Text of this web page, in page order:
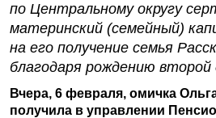
по Центральному округу
материнский (семейный)
на его получение семья
благодаря рождению второй
Вчера, 6 февраля, омичка
получила в управлении